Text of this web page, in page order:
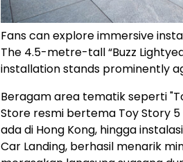
Fans can explore immersive
The 4.5-metre-tall “Buzz
installation stands prominently
Beragam area tematik seperti
Store resmi bertema Toy Story 5
ada di Hong Kong, hingga
Car Landing, berhasil menarik